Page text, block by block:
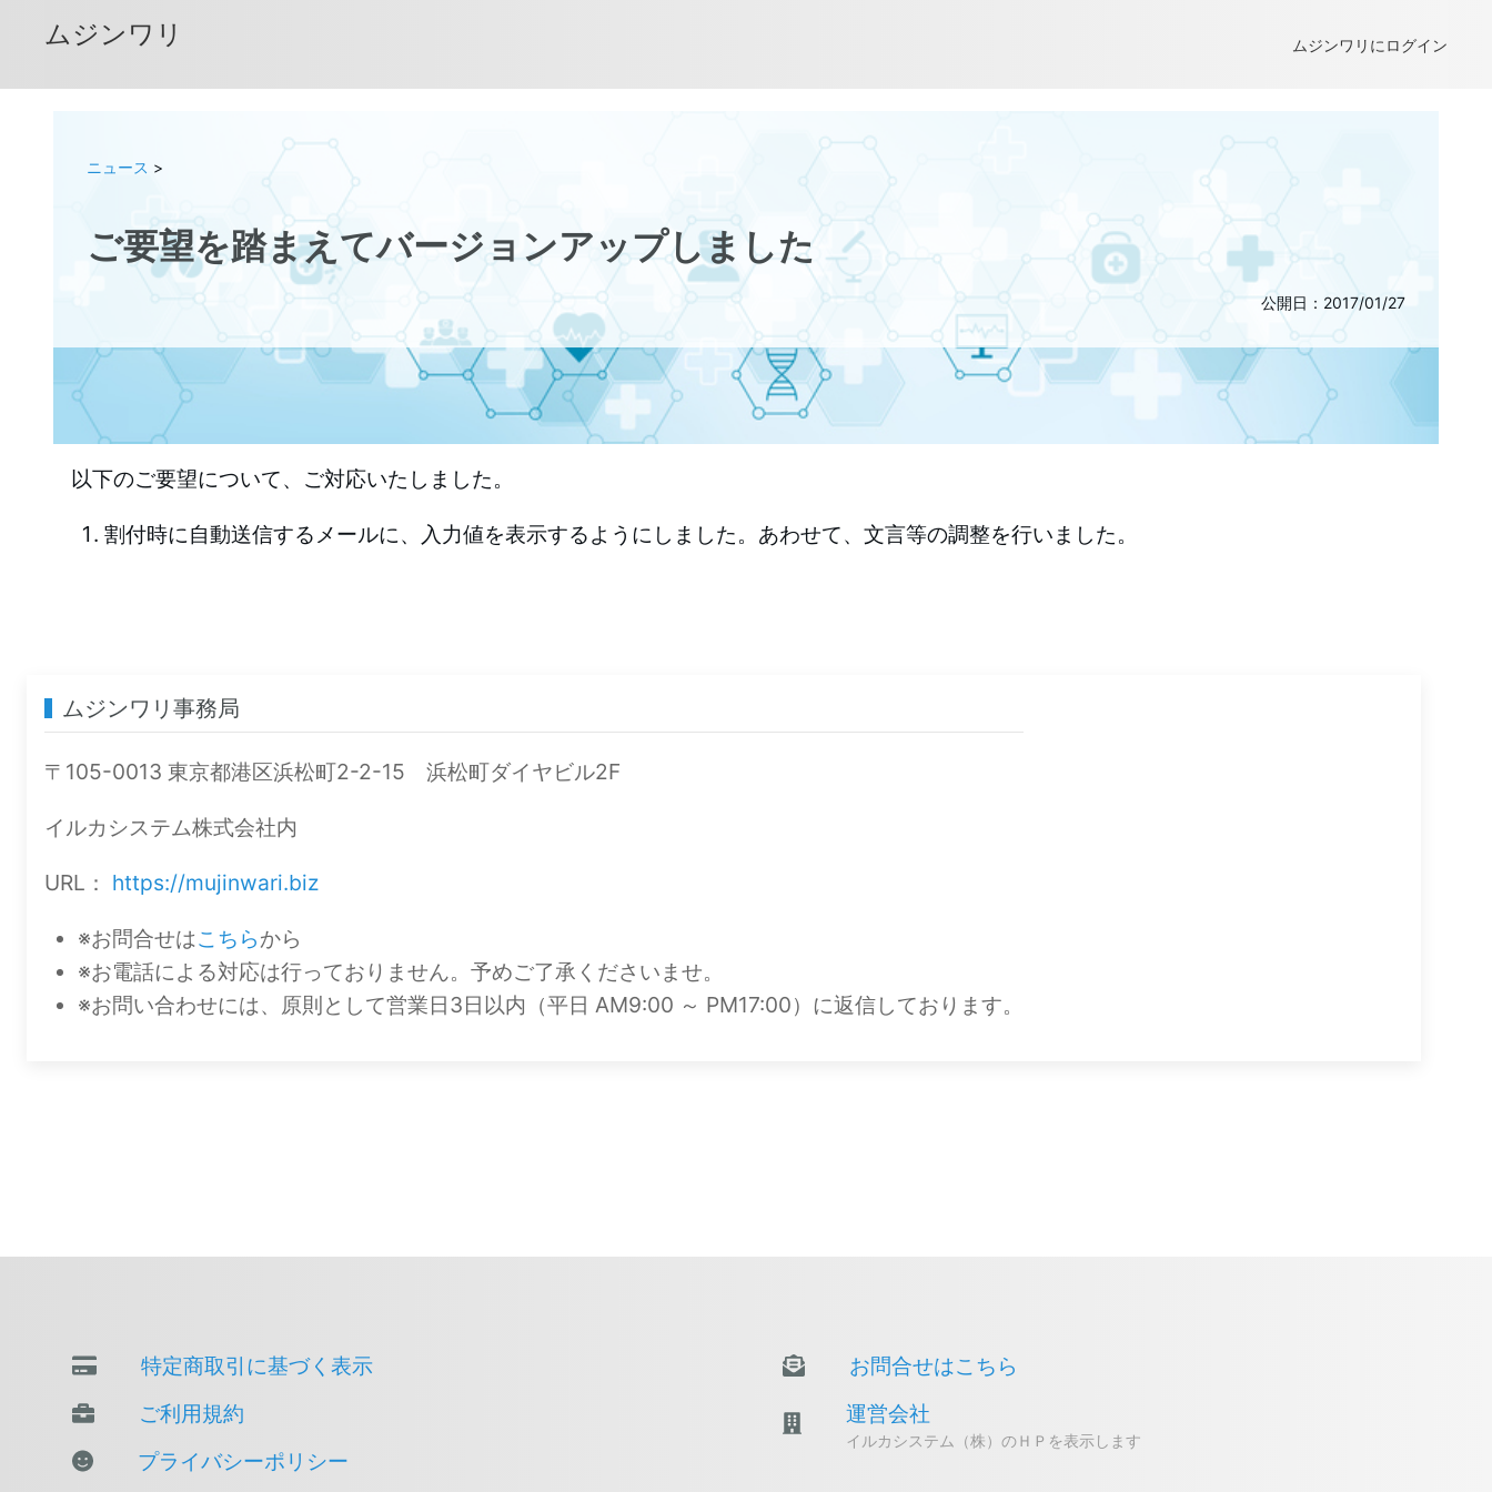
ムジンワリ ムジンワリにログイン
ニュース >
ご要望を踏まえてバージョンアップしました
公開日：2017/01/27
以下のご要望について、ご対応いたしました。
割付時に自動送信するメールに、入力値を表示するようにしました。あわせて、文言等の調整を行いました。
ムジンワリ事務局
〒105-0013 東京都港区浜松町2-2-15 浜松町ダイヤビル2F
イルカシステム株式会社内
URL： https://mujinwari.biz
※お問合せはこちらから
※お電話による対応は行っておりません。予めご了承くださいませ。
※お問い合わせには、原則として営業日3日以内（平日 AM9:00 ～ PM17:00）に返信しております。
特定商取引に基づく表示
ご利用規約
プライバシーポリシー
お問合せはこちら
運営会社
イルカシステム（株）のＨＰを表示します